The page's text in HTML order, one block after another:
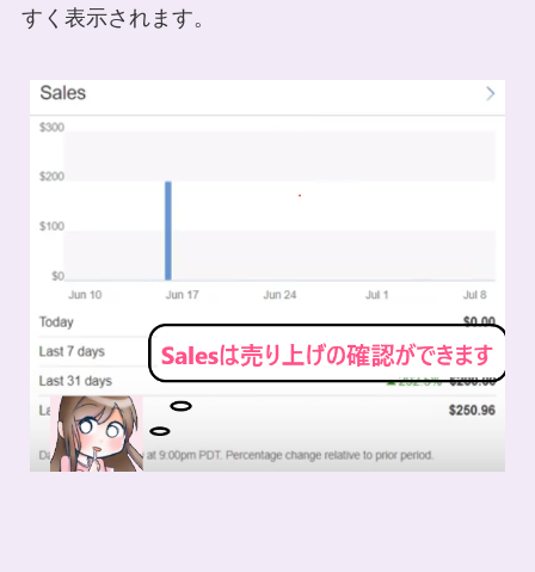
すく表示されます。